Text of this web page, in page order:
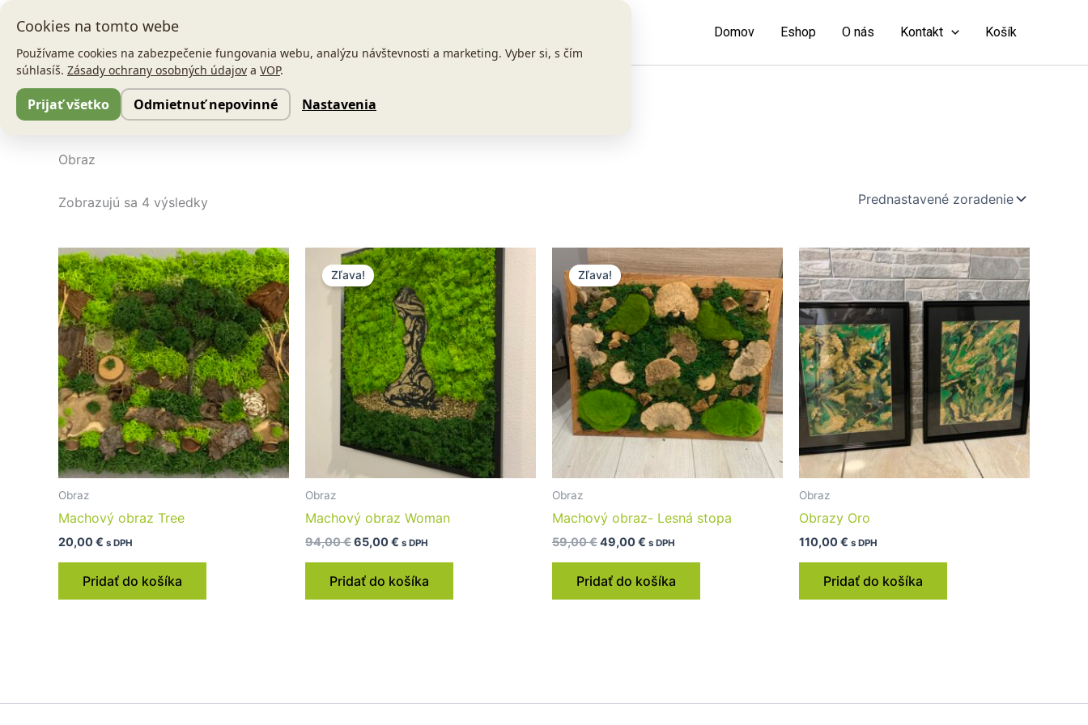
obsah
Domov Eshop O nás Kontakt Košík
Obraz
Zobrazujú sa 4 výsledky
Obraz
Machový obraz Tree
20,00€ s DPH
Pridať do košíka
Zľava!
Obraz
Machový obraz Woman
94,00€
Pôvodná
cena
bola:
94,00 €.
65,00€
Aktuálna
cena
je:
65,00 €.
s DPH
Pridať do košíka
Zľava!
Obraz
Machový obraz- Lesná stopa
59,00€
Pôvodná
cena
bola:
59,00 €.
49,00€
Aktuálna
cena
je:
49,00 €.
s DPH
Pridať do košíka
Obraz
Obrazy Oro
110,00€ s DPH
Pridať do košíka
Cookies na tomto webe
Používame cookies na zabezpečenie fungovania webu, analýzu návštevnosti a marketing. Vyber si, s čím
súhlasíš. Zásady ochrany osobných údajov a VOP.
Prijať všetko Odmietnuť nepovinné Nastavenia